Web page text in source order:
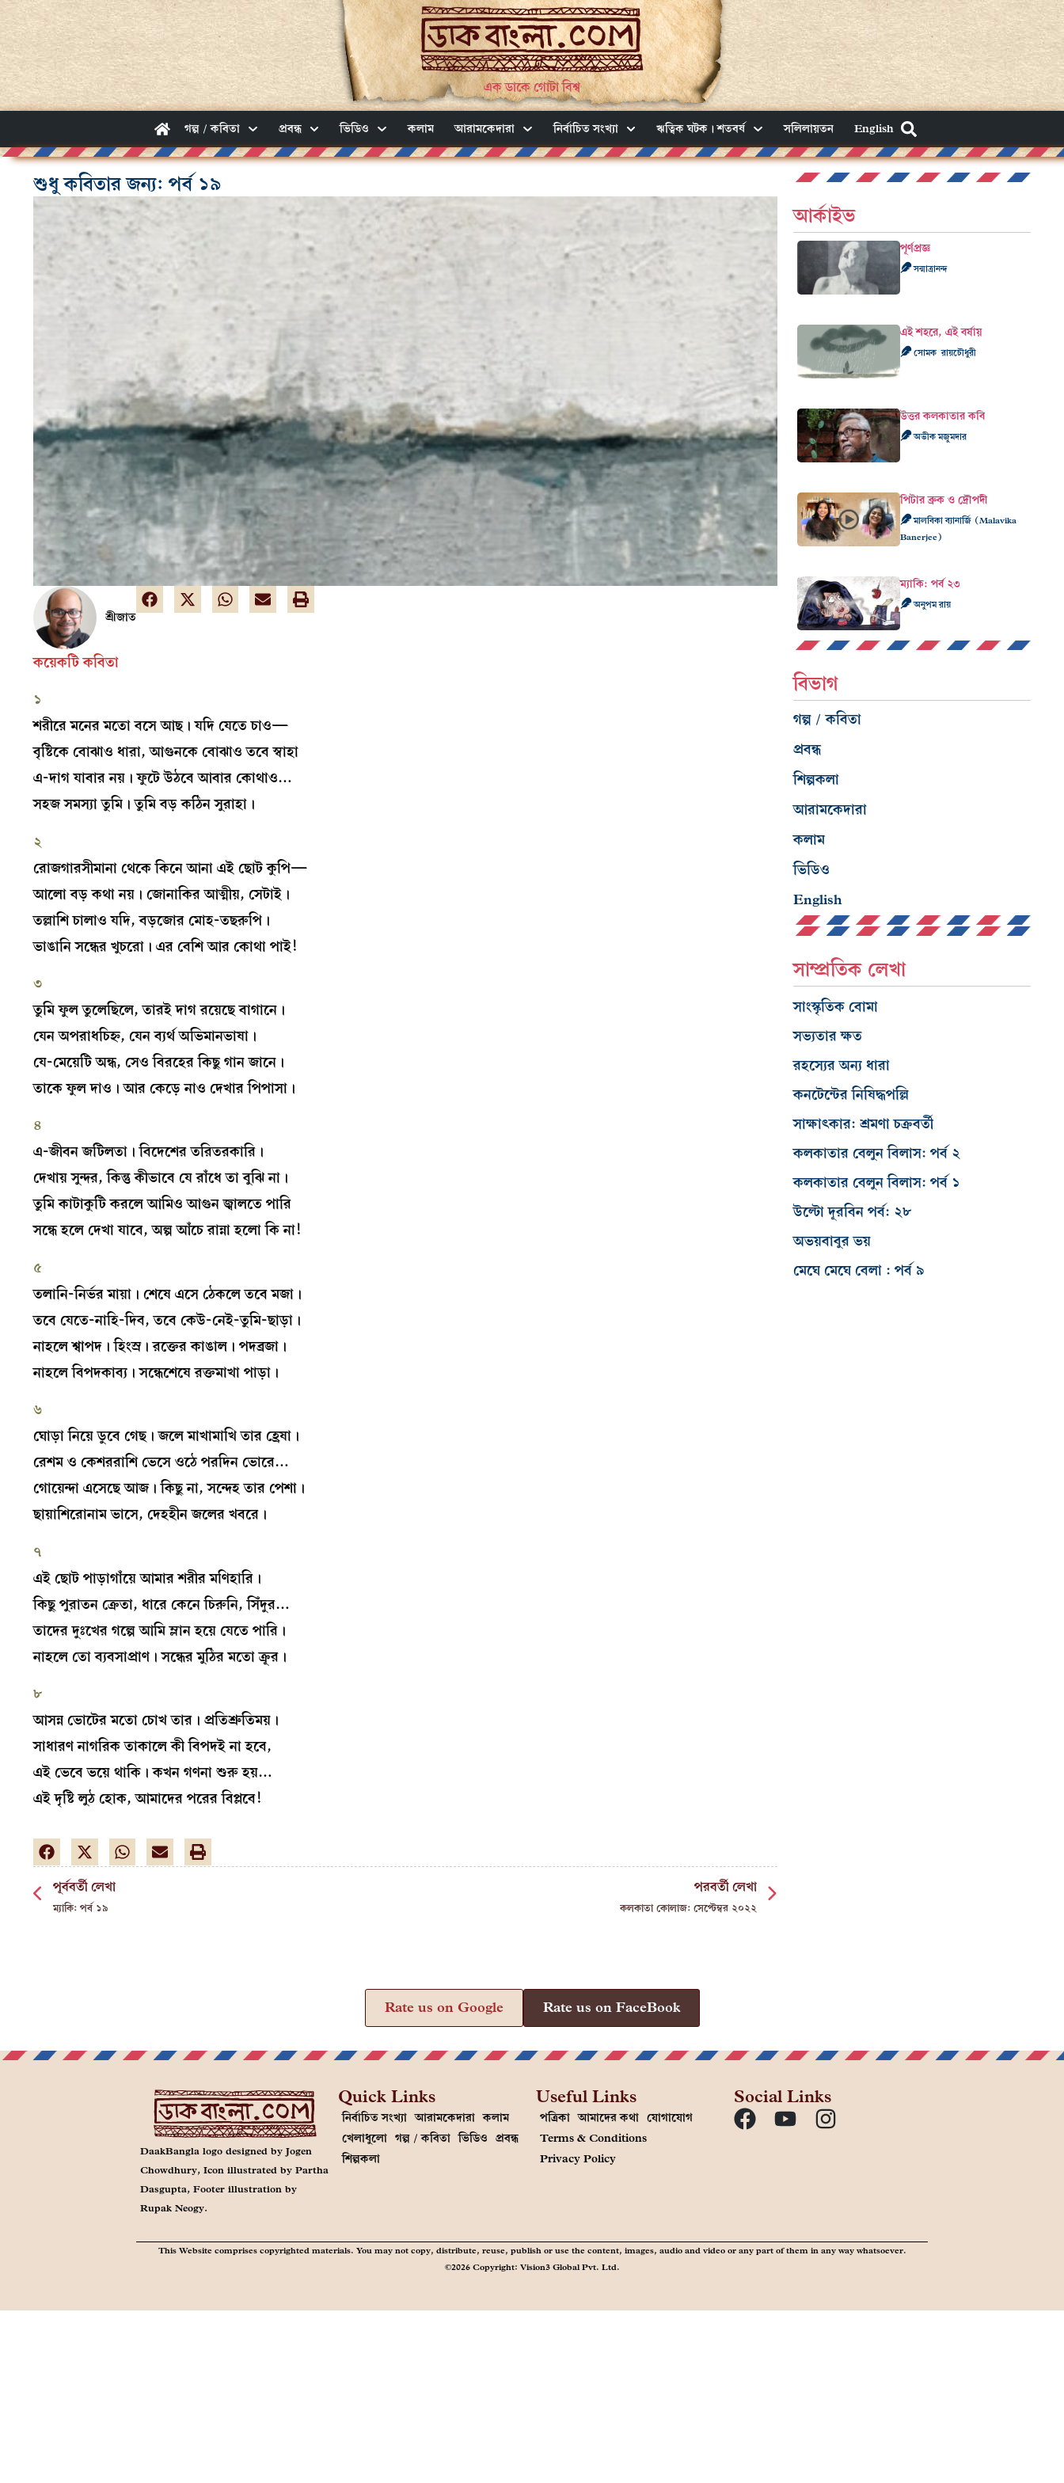
এক ডাকে গোটা বিশ্ব
গল্প / কবিতা প্রবন্ধ ভিডিও কলাম আরামকেদারা নির্বাচিত সংখ্যা ঋত্বিক ঘটক। শতবর্ষ সলিলায়তন English
শুধু কবিতার জন্য: পর্ব ১৯
শ্রীজাত
কয়েকটি কবিতা
১
শরীরে মনের মতো বসে আছ। যদি যেতে চাও—
বৃষ্টিকে বোঝাও ধারা, আগুনকে বোঝাও তবে স্বাহা
এ-দাগ যাবার নয়। ফুটে উঠবে আবার কোথাও…
সহজ সমস্যা তুমি। তুমি বড় কঠিন সুরাহা।
২
রোজগারসীমানা থেকে কিনে আনা এই ছোট কুপি—
আলো বড় কথা নয়। জোনাকির আত্মীয়, সেটাই।
তল্লাশি চালাও যদি, বড়জোর মোহ-তছরুপি।
ভাঙানি সন্ধের খুচরো। এর বেশি আর কোথা পাই!
৩
তুমি ফুল তুলেছিলে, তারই দাগ রয়েছে বাগানে।
যেন অপরাধচিহ্ন, যেন ব্যর্থ অভিমানভাষা।
যে-মেয়েটি অন্ধ, সেও বিরহের কিছু গান জানে।
তাকে ফুল দাও। আর কেড়ে নাও দেখার পিপাসা।
৪
এ-জীবন জটিলতা। বিদেশের তরিতরকারি।
দেখায় সুন্দর, কিন্তু কীভাবে যে রাঁধে তা বুঝি না।
তুমি কাটাকুটি করলে আমিও আগুন জ্বালতে পারি
সন্ধে হলে দেখা যাবে, অল্প আঁচে রান্না হলো কি না!
৫
তলানি-নির্ভর মায়া। শেষে এসে ঠেকলে তবে মজা।
তবে যেতে-নাহি-দিব, তবে কেউ-নেই-তুমি-ছাড়া।
নাহলে শ্বাপদ। হিংস্র। রক্তের কাঙাল। পদব্রজা।
নাহলে বিপদকাব্য। সন্ধেশেষে রক্তমাখা পাড়া।
৬
ঘোড়া নিয়ে ডুবে গেছ। জলে মাখামাখি তার হ্রেষা।
রেশম ও কেশররাশি ভেসে ওঠে পরদিন ভোরে…
গোয়েন্দা এসেছে আজ। কিছু না, সন্দেহ তার পেশা।
ছায়াশিরোনাম ভাসে, দেহহীন জলের খবরে।
৭
এই ছোট পাড়াগাঁয়ে আমার শরীর মণিহারি।
কিছু পুরাতন ক্রেতা, ধারে কেনে চিরুনি, সিঁদুর…
তাদের দুঃখের গল্পে আমি ম্লান হয়ে যেতে পারি।
নাহলে তো ব্যবসাপ্রাণ। সন্ধের মুঠির মতো ক্রূর।
৮
আসন্ন ভোটের মতো চোখ তার। প্রতিশ্রুতিময়।
সাধারণ নাগরিক তাকালে কী বিপদই না হবে,
এই ভেবে ভয়ে থাকি। কখন গণনা শুরু হয়…
এই দৃষ্টি লুঠ হোক, আমাদের পরের বিপ্লবে!
পূর্ববর্তী লেখা
ম্যাকি: পর্ব ১৯
পরবর্তী লেখা
কলকাতা কোলাজ: সেপ্টেম্বর ২০২২
আর্কাইভ
পূর্ণপ্রজ্ঞ
সন্মাত্রানন্দ
এই শহরে, এই বর্ষায়
সোমক রায়চৌধুরী
উত্তর কলকাতার কবি
অভীক মজুমদার
পিটার ব্রুক ও দ্রৌপদী
মালবিকা ব্যানার্জি (Malavika
Banerjee)
ম্যাকি: পর্ব ২৩
অনুপম রায়
বিভাগ
গল্প / কবিতা
প্রবন্ধ
শিল্পকলা
আরামকেদারা
কলাম
ভিডিও
English
সাম্প্রতিক লেখা
সাংস্কৃতিক বোমা
সভ্যতার ক্ষত
রহস্যের অন্য ধারা
কনটেন্টের নিষিদ্ধপল্লি
সাক্ষাৎকার: শ্রমণা চক্রবর্তী
কলকাতার বেলুন বিলাস: পর্ব ২
কলকাতার বেলুন বিলাস: পর্ব ১
উল্টো দূরবিন পর্ব: ২৮
অভয়বাবুর ভয়
মেঘে মেঘে বেলা : পর্ব ৯
Rate us on Google Rate us on FaceBook
DaakBangla logo designed by Jogen
Chowdhury, Icon illustrated by Partha
Dasgupta, Footer illustration by
Rupak Neogy.
Quick Links
নির্বাচিত সংখ্যা আরামকেদারা কলাম
খেলাধুলো গল্প / কবিতা ভিডিও প্রবন্ধ
শিল্পকলা
Useful Links
পত্রিকা আমাদের কথা যোগাযোগ
Terms & Conditions
Privacy Policy
Social Links
This Website comprises copyrighted materials. You may not copy, distribute, reuse, publish or use the content, images, audio and video or any part of them in any way whatsoever.
©2026 Copyright: Vision3 Global Pvt. Ltd.